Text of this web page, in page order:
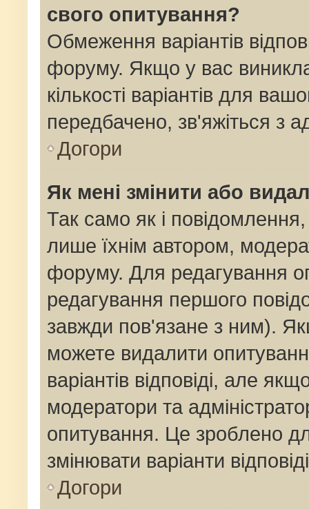
свого опитування?
Обмеження варіантів
форуму. Якщо у вас виникла
кількості варіантів для
передбачено, зв'яжіться з
Догори
Як мені змінити або
Так само як і
лише їхнім автором,
форуму. Для редагування
редагування першого
завжди пов'язане з ним).
можете видалити
варіантів відповіді, але
модератори та
опитування. Це зроблено
змінювати варіанти
Догори